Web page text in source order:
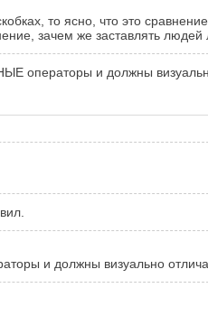
то ясно, что это сравнение.
зачем же заставлять
операторы и должны
и должны визуально